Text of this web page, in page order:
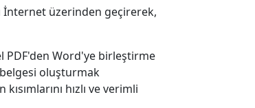
İnternet üzerinden geçirerek,
PDF'den Word'ye birleştirme
oluşturmak
hızlı ve verimli